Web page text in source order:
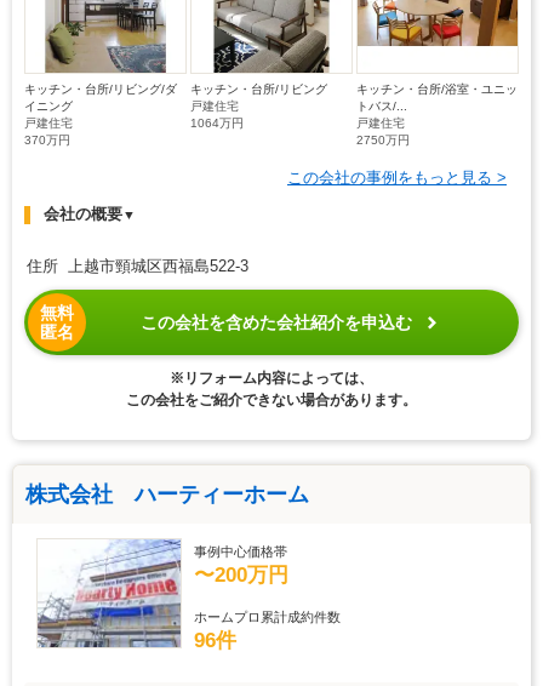
キッチン・台所/リビング/ダ
イニング
戸建住宅
370万円
キッチン・台所/リビング
戸建住宅
1064万円
キッチン・台所/浴室・ユニッ
トバス/...
戸建住宅
2750万円
この会社の事例をもっと見る >
会社の概要▼
住所 上越市頸城区西福島522-3
無料
匿名
この会社を含めた会社紹介を申込む
※リフォーム内容によっては、
この会社をご紹介できない場合があります。
株式会社 ハーティーホーム
事例中心価格帯
〜200万円
ホームプロ累計成約件数
96件